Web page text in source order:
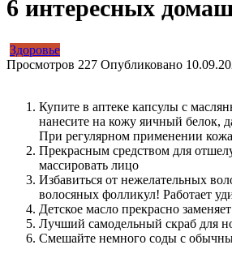
6 интересных
Здоровье
Просмотров 227 Опубликовано
Купите в аптеке капсулы с
нанесите на кожу яичный белок,
При регулярном применении
Прекрасным средством для
массировать лицо
Избавиться от нежелательных
волосяных фолликул! Работает
Детское масло прекрасно
Лучший самодельный скраб для
Смешайте немного соды с